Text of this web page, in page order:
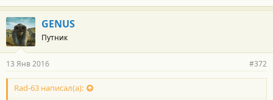
GENUS
Путник
13 Янв 2016 #372
Rad-63 написал(а):